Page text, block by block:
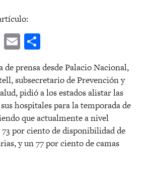
WhatsApp
Email
prensa desde Palacio Nacional,
subsecretario de Prevención y
pidió a los estados alistar las
hospitales para la temporada de
que actualmente a nivel
por ciento de disponibilidad de
y un 77 por ciento de camas